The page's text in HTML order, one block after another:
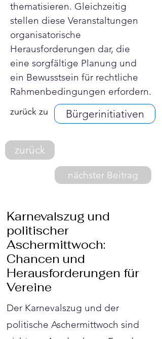
zurück zu Bürgerinitiativen
thematisieren. Gleichzeitig
stellen diese Veranstaltungen
organisatorische
Herausforderungen dar, die
eine sorgfältige Planung und
ein Bewusstsein für rechtliche
Rahmenbedingungen erfordern.
zurück
nächster Beitrag
Karnevalszug und
politischer
Aschermittwoch:
Chancen und
Herausforderungen für
Vereine
Der Karnevalszug und der
politische Aschermittwoch sind